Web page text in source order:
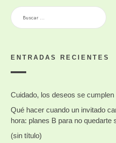
BUSCAR:
ENTRADAS RECIENTES
Cuidado, los deseos se cumplen
Qué hacer cuando un invitado
hora: planes B para no quedarte
(sin título)